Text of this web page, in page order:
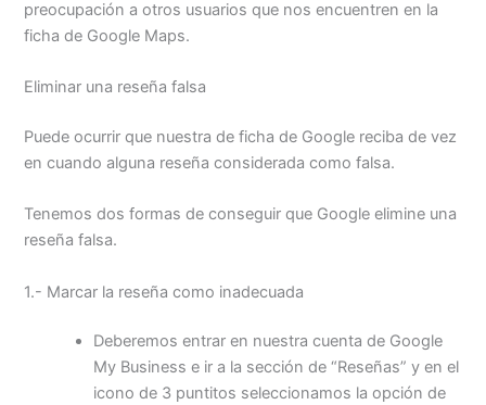
preocupación a otros usuarios que nos encuentren en la
ficha de Google Maps.
Eliminar una reseña falsa
Puede ocurrir que nuestra de ficha de Google reciba de vez
en cuando alguna reseña considerada como falsa.
Tenemos dos formas de conseguir que Google elimine una
reseña falsa.
1.- Marcar la reseña como inadecuada
Deberemos entrar en nuestra cuenta de Google
My Business e ir a la sección de “Reseñas” y en el
icono de 3 puntitos seleccionamos la opción de